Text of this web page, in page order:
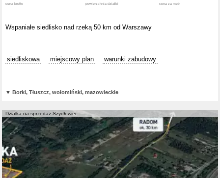
cena brutto powierzchnia działki cena za metr
Wspaniałe siedlisko nad rzeką 50 km od Warszawy
siedliskowa miejscowy plan warunki zabudowy
▼Borki, Tłuszcz, wołomiński, mazowieckie
Działka na sprzedaż Szydłowiec